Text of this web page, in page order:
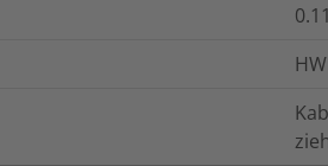
0.11